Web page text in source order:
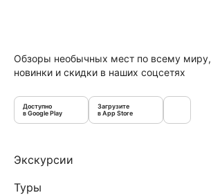
Обзоры необычных мест по всему миру,
новинки и скидки в наших соцсетях
Доступно
в Google Play
Загрузите
в App Store
Экскурсии
Туры